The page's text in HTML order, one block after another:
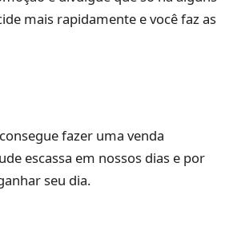
mais rapidamente e você faz as
fazer uma venda
escassa em nossos dias e por
seu dia.